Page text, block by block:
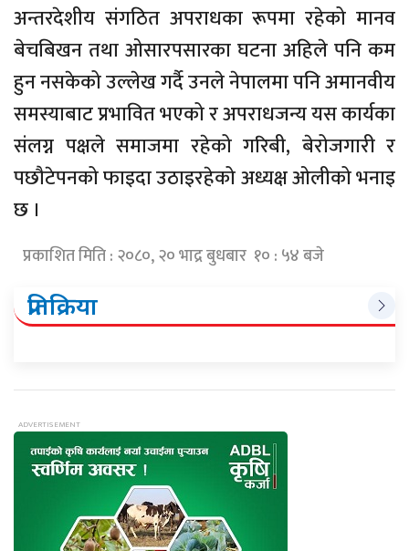
अन्तरदेशीय संगठित अपराधका रूपमा रहेको मानव
बेचबिखन तथा ओसारपसारका घटना अहिले पनि कम
हुन नसकेको उल्लेख गर्दै उनले नेपालमा पनि अमानवीय
समस्याबाट प्रभावित भएको र अपराधजन्य यस कार्यका
संलग्न पक्षले समाजमा रहेको गरिबी, बेरोजगारी र
पछौटेपनको फाइदा उठाइरहेको अध्यक्ष ओलीको भनाइ
छ ।
प्रकाशित मिति : २०८०, २० भाद्र बुधबार १० : ५४ बजे
प्रतिक्रिया